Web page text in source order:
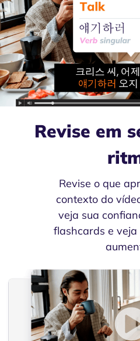
Revise em
Revise o que
contexto do
veja sua
flashcards e